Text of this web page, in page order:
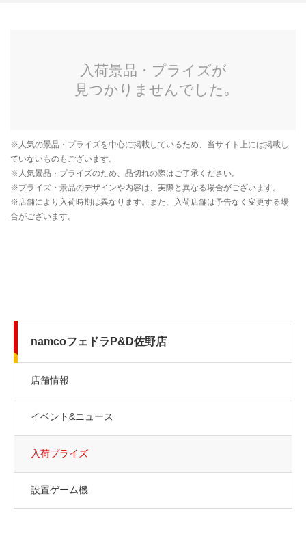
namcoフェドラP&D佐野店
店舗情報
イベント&ニュース
入荷プライズ
設置ゲーム機